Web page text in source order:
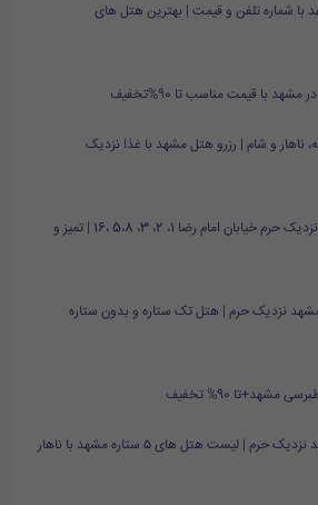
شماره تلفن و قیمت | بهترین هتل های
با قیمت مناسب تا 90%تخفیف
ناهار و شام | رزرو هتل مشهد با غذا نزدیک
بهترین هتل آپارتمان مشهد نزدیک حرم خیابان امام رضا 1، 2، 3، 5،8 ،16 | تمیز و
نزدیک حرم | هتل تک ستاره و بدون ستاره
90% تخفیف
بهترین هتل پنج ستاره مشهد نزدیک حرم | لیست هتل های ۵ ستاره مشهد با ناهار